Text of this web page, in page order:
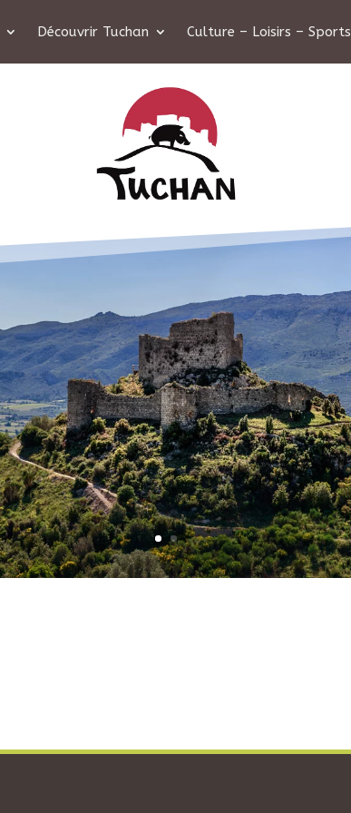
Découvrir Tuchan Culture – Loisirs – Sports